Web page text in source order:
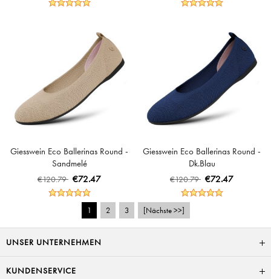
Giesswein Eco Ballerinas Round -
Sandmelé
€120.79 €72.47
Giesswein Eco Ballerinas Round -
Dk.Blau
€120.79 €72.47
1 2 3 [Nächste >>]
UNSER UNTERNEHMEN
KUNDENSERVICE